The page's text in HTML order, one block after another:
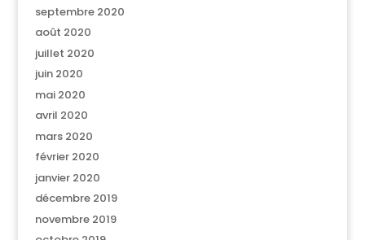
septembre 2020
août 2020
juillet 2020
juin 2020
mai 2020
avril 2020
mars 2020
février 2020
janvier 2020
décembre 2019
novembre 2019